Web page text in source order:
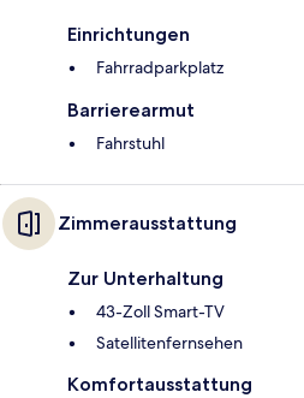
Einrichtungen
Fahrradparkplatz
Barrierearmut
Fahrstuhl
Zimmerausstattung
Zur Unterhaltung
43-Zoll Smart-TV
Satellitenfernsehen
Komfortausstattung